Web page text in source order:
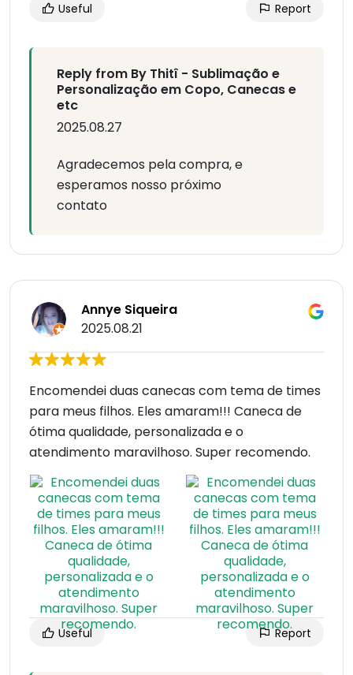
Useful Report
Reply from By Thitî - Sublimação e
Personalização em Copo, Canecas e
etc
2025.08.27
Agradecemos pela compra, e
esperamos nosso próximo
contato
Annye Siqueira
2025.08.21
Encomendei duas canecas com tema de times
para meus filhos. Eles amaram!!! Caneca de
ótima qualidade, personalizada e o
atendimento maravilhoso. Super recomendo.
Useful Report